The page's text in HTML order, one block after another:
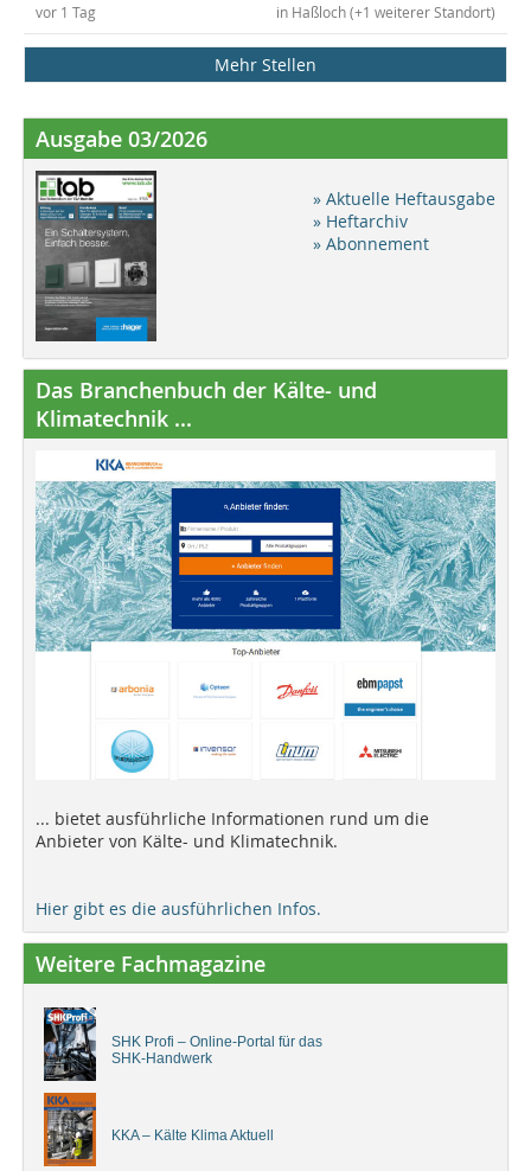
in Haßloch (+1 weiterer Standort)
vor 1 Tag
Mehr Stellen
Ausgabe 03/2026
» Aktuelle Heftausgabe
» Heftarchiv
» Abonnement
Das Branchenbuch der Kälte- und
Klimatechnik ...
... bietet ausführliche Informationen rund um die
Anbieter von Kälte- und Klimatechnik.
Hier gibt es die ausführlichen Infos.
Weitere Fachmagazine
SHK Profi – Online-Portal für das
SHK-Handwerk
KKA – Kälte Klima Aktuell